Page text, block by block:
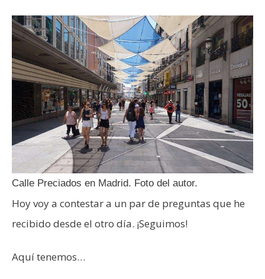
Calle Preciados en Madrid. Foto del autor.
Hoy voy a contestar a un par de preguntas que he
recibido desde el otro día. ¡Seguimos!
Aquí tenemos…